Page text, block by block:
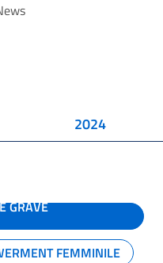
2024
GRAVE
FEMMINILE